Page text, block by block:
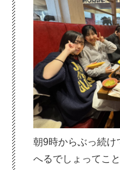
朝9時からぶっ続け
へるでしょってこ